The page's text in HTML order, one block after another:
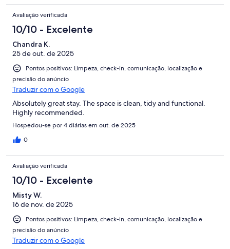
Avaliação verificada
10/10 - Excelente
Chandra K.
25 de out. de 2025
Pontos positivos: Limpeza, check-in, comunicação, localização e
precisão do anúncio
Traduzir com o Google
Absolutely great stay. The space is clean, tidy and functional.
Highly recommended.
Hospedou-se por 4 diárias em out. de 2025
0
Avaliação verificada
10/10 - Excelente
Misty W.
16 de nov. de 2025
Pontos positivos: Limpeza, check-in, comunicação, localização e
precisão do anúncio
Traduzir com o Google